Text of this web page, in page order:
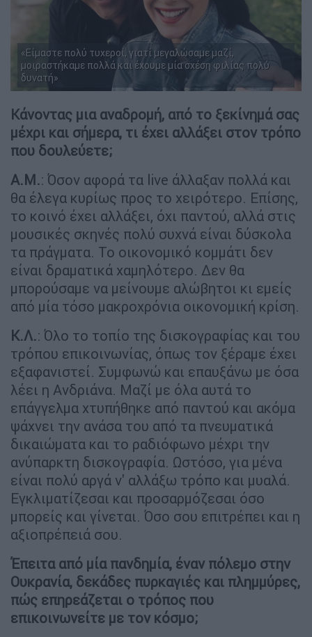
«Είμαστε πολύ τυχεροί, γιατί μεγαλώσαμε μαζί,
μοιραστήκαμε πολλά και έχουμε μία σχέση φιλίας πολύ
δυνατή»
Κάνοντας μια αναδρομή, από το ξεκίνημά σας
μέχρι και σήμερα, τι έχει αλλάξει στον τρόπο
που δουλεύετε;
Α.Μ.: Όσον αφορά τα live άλλαξαν πολλά και
θα έλεγα κυρίως προς το χειρότερο. Επίσης,
το κοινό έχει αλλάξει, όχι παντού, αλλά στις
μουσικές σκηνές πολύ συχνά είναι δύσκολα
τα πράγματα. Το οικονομικό κομμάτι δεν
είναι δραματικά χαμηλότερο. Δεν θα
μπορούσαμε να μείνουμε αλώβητοι κι εμείς
από μία τόσο μακροχρόνια οικονομική κρίση.
Κ.Λ.: Όλο το τοπίο της δισκογραφίας και του
τρόπου επικοινωνίας, όπως τον ξέραμε έχει
εξαφανιστεί. Συμφωνώ και επαυξάνω με όσα
λέει η Ανδριάνα. Μαζί με όλα αυτά το
επάγγελμα χτυπήθηκε από παντού και ακόμα
ψάχνει την ανάσα του από τα πνευματικά
δικαιώματα και το ραδιόφωνο μέχρι την
ανύπαρκτη δισκογραφία. Ωστόσο, για μένα
είναι πολύ αργά ν' αλλάξω τρόπο και μυαλά.
Εγκλιματίζεσαι και προσαρμόζεσαι όσο
μπορείς και γίνεται. Όσο σου επιτρέπει και η
αξιοπρέπειά σου.
Έπειτα από μία πανδημία, έναν πόλεμο στην
Ουκρανία, δεκάδες πυρκαγιές και πλημμύρες,
πώς επηρεάζεται ο τρόπος που
επικοινωνείτε με τον κόσμο;